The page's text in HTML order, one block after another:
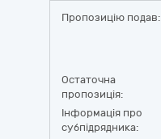
Пропозицію подав:
Остаточна
пропозиція:
Інформація про
субпідрядника: